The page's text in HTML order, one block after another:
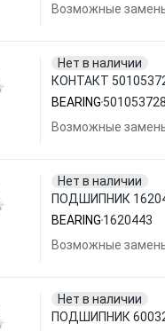
Возможные
Нет в наличии
КОНТАКТ
BEARING
Возможные
Нет в наличии
ПОДШИПНИК
BEARING 1620443
Возможные
Нет в наличии
ПОДШИПНИК